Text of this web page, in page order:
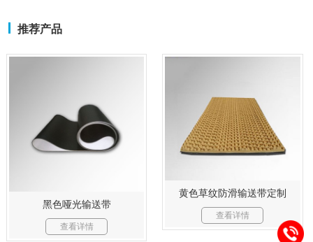
推荐产品
黑色哑光输送带
查看详情
黄色草纹防滑输送带定制
查看详情